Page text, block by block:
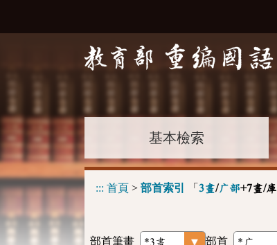
基本檢索
::: 首頁 > 部首索引 「 3畫/广部+7畫/庫
部首筆畫 部首